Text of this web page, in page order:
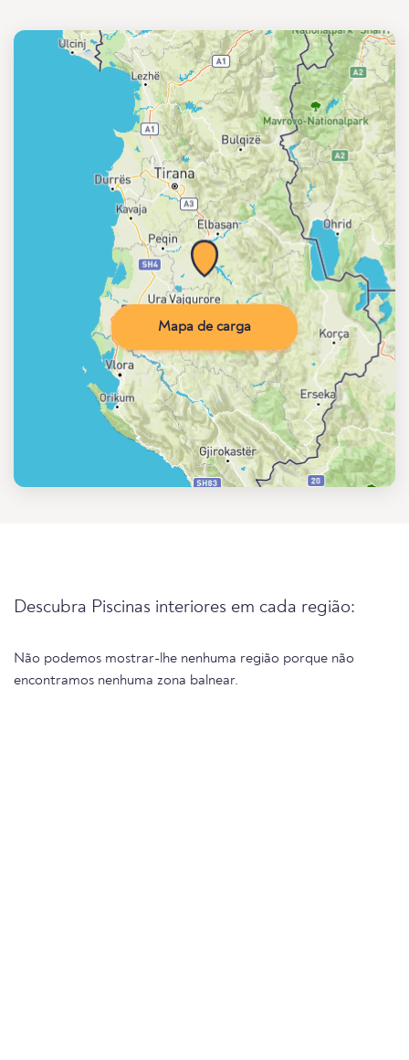
Mapa de carga
Descubra Piscinas interiores em cada região:
Não podemos mostrar-lhe nenhuma região porque não
encontramos nenhuma zona balnear.